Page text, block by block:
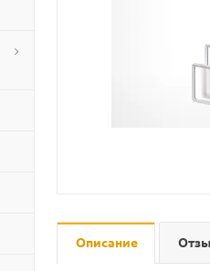
Описание